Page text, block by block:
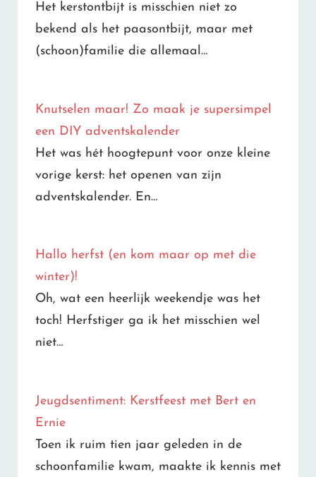
Het kerstontbijt is misschien niet zo
bekend als het paasontbijt, maar met
(schoon)familie die allemaal…
Knutselen maar! Zo maak je supersimpel
een DIY adventskalender
Het was hét hoogtepunt voor onze kleine
vorige kerst: het openen van zijn
adventskalender. En…
Hallo herfst (en kom maar op met die
winter)!
Oh, wat een heerlijk weekendje was het
toch! Herfstiger ga ik het misschien wel
niet…
Jeugdsentiment: Kerstfeest met Bert en
Ernie
Toen ik ruim tien jaar geleden in de
schoonfamilie kwam, maakte ik kennis met